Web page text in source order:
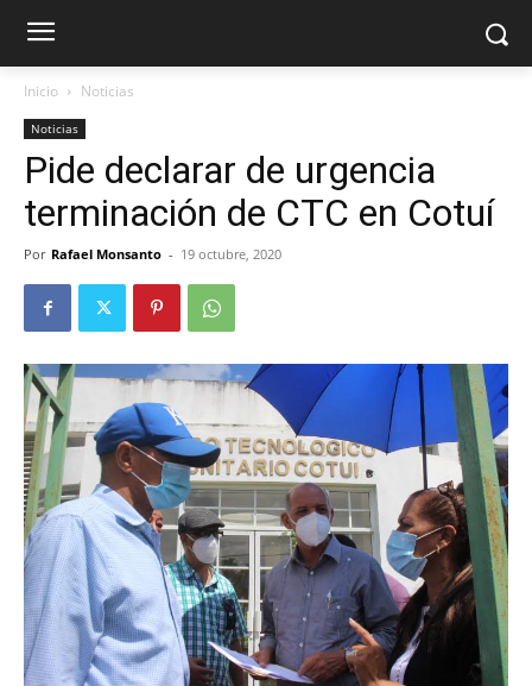
Inicio Noticias
Noticias
Pide declarar de urgencia
terminación de CTC en Cotuí
Por Rafael Monsanto - 19 octubre, 2020